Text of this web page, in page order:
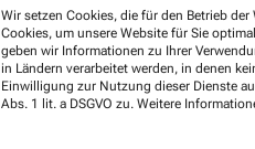
Wir setzen Cookies, die für den Betrieb
Cookies, um unsere Website für Sie
geben wir Informationen zu Ihrer
in Ländern verarbeitet werden, in denen
Einwilligung zur Nutzung dieser Dienste
Abs. 1 lit. a DSGVO zu. Weitere